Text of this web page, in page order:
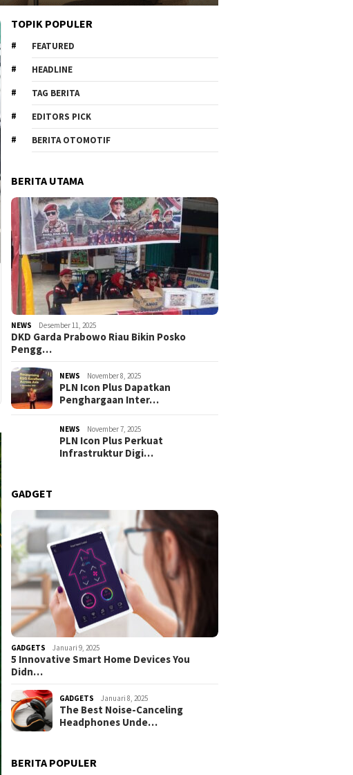
TOPIK POPULER
FEATURED
HEADLINE
TAG BERITA
EDITORS PICK
BERITA OTOMOTIF
BERITA UTAMA
NEWS Desember 11, 2025
DKD Garda Prabowo Riau Bikin Posko
Pengg…
NEWS November 8, 2025
PLN Icon Plus Dapatkan
Penghargaan Inter…
NEWS November 7, 2025
PLN Icon Plus Perkuat
Infrastruktur Digi…
GADGET
GADGETS Januari 9, 2025
5 Innovative Smart Home Devices You
Didn…
GADGETS Januari 8, 2025
The Best Noise-Canceling
Headphones Unde…
BERITA POPULER